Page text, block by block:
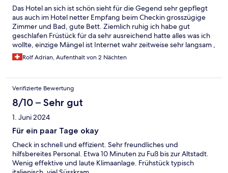
Das Hotel an sich ist schön sieht für die Gegend sehr gepflegt
aus auch im Hotel netter Empfang beim Checkin grosszügige
Zimmer und Bad, gute Bett. Ziemlich ruhig ich habe gut
geschlafen Früstück für da sehr ausreichend hatte alles was ich
wollte, einzige Mängel ist Internet wahr zeitweise sehr langsam ,
auch die Gegend etwas zwiespältig und dreckig
Rolf Adrian, Aufenthalt von 2 Nächten
Verifizierte Bewertung
8/10 – Sehr gut
1. Juni 2024
Für ein paar Tage okay
Check in schnell und effizient. Sehr freundliches und
hilfsbereites Personal. Etwa 10 Minuten zu Fuß bis zur Altstadt.
Wenig effektive und laute Klimaanlage. Frühstück typisch